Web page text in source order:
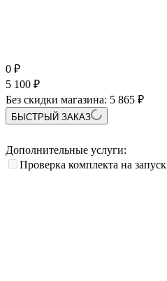
0 ₽
5 100 ₽
Без скидки магазина: 5 865 ₽
БЫСТРЫЙ ЗАКАЗ
Дополнительные услуги:
Проверка комплекта на запуск